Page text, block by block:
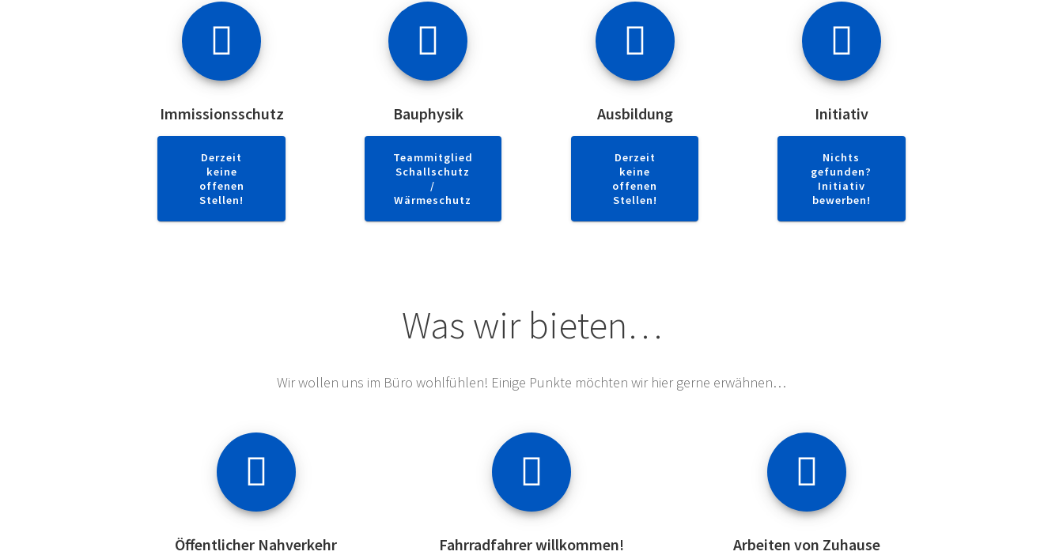
Immissionsschutz
Derzeit
keine
offenen
Stellen!
Bauphysik
Teammitglied
Schallschutz
/
Wärmeschutz
Ausbildung
Derzeit
keine
offenen
Stellen!
Initiativ
Nichts
gefunden?
Initiativ
bewerben!
Was wir bieten…
Wir wollen uns im Büro wohlfühlen! Einige Punkte möchten wir hier gerne erwähnen…
Öffentlicher Nahverkehr Fahrradfahrer willkommen! Arbeiten von Zuhause